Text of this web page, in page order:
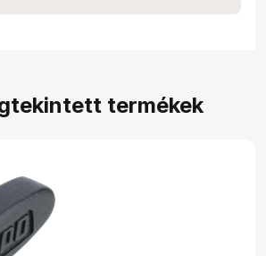
termékek